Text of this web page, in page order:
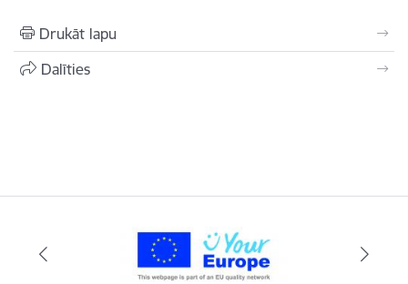
Drukāt lapu
Dalīties